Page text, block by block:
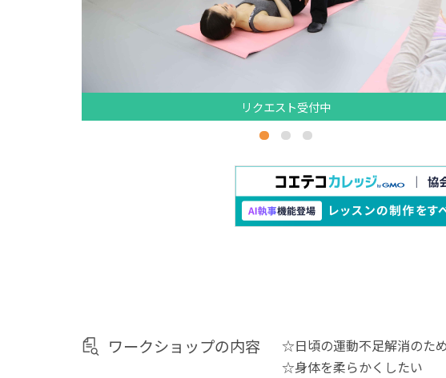
リクエスト受付中
ワークショップの内容
☆日頃の運動不足解消のた
☆身体を柔らかくしたい